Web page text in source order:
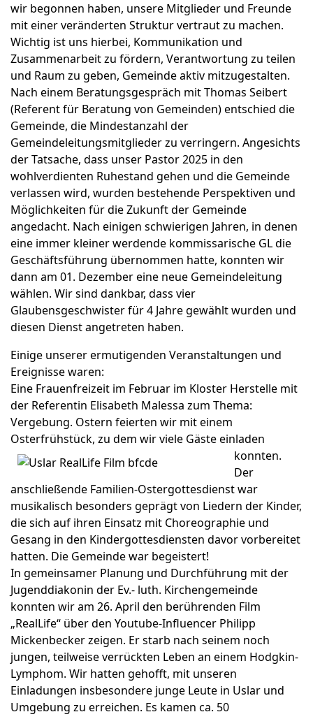
wir begonnen haben, unsere Mitglieder und Freunde
mit einer veränderten Struktur vertraut zu machen.
Wichtig ist uns hierbei, Kommunikation und
Zusammenarbeit zu fördern, Verantwortung zu teilen
und Raum zu geben, Gemeinde aktiv mitzugestalten.
Nach einem Beratungsgespräch mit Thomas Seibert
(Referent für Beratung von Gemeinden) entschied die
Gemeinde, die Mindestanzahl der
Gemeindeleitungsmitglieder zu verringern. Angesichts
der Tatsache, dass unser Pastor 2025 in den
wohlverdienten Ruhestand gehen und die Gemeinde
verlassen wird, wurden bestehende Perspektiven und
Möglichkeiten für die Zukunft der Gemeinde
angedacht. Nach einigen schwierigen Jahren, in denen
eine immer kleiner werdende kommissarische GL die
Geschäftsführung übernommen hatte, konnten wir
dann am 01. Dezember eine neue Gemeindeleitung
wählen. Wir sind dankbar, dass vier
Glaubensgeschwister für 4 Jahre gewählt wurden und
diesen Dienst angetreten haben.
Einige unserer ermutigenden Veranstaltungen und
Ereignisse waren:
Eine Frauenfreizeit im Februar im Kloster Herstelle mit
der Referentin Elisabeth Malessa zum Thema:
Vergebung. Ostern feierten wir mit einem
Osterfrühstück, zu dem wir viele Gäste einladen
konnten.
Der
anschließende Familien-Ostergottesdienst war
musikalisch besonders geprägt von Liedern der Kinder,
die sich auf ihren Einsatz mit Choreographie und
Gesang in den Kindergottesdiensten davor vorbereitet
hatten. Die Gemeinde war begeistert!
In gemeinsamer Planung und Durchführung mit der
Jugenddiakonin der Ev.- luth. Kirchengemeinde
konnten wir am 26. April den berührenden Film
„RealLife“ über den Youtube-Influencer Philipp
Mickenbecker zeigen. Er starb nach seinem noch
jungen, teilweise verrückten Leben an einem Hodgkin-
Lymphom. Wir hatten gehofft, mit unseren
Einladungen insbesondere junge Leute in Uslar und
Umgebung zu erreichen. Es kamen ca. 50